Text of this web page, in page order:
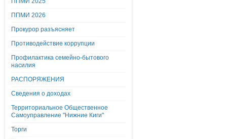
ППМИ 2026
Прокурор разъясняет
Противодействие коррупции
Профилактика семейно-бытового
насилия
РАСПОРЯЖЕНИЯ
Сведения о доходах
Территориальное Общественное
Самоуправление "Нижние Киги"
Торги